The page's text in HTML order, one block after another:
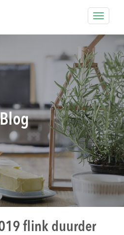
Toggle
Blog
flink duurder